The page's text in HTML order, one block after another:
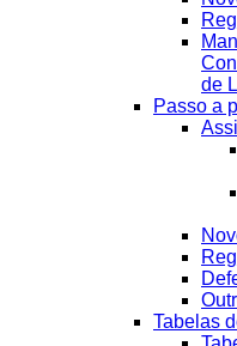
de
Passo a
Tabelas